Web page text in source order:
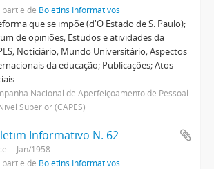
partie de Boletins Informativos
que se impõe (d'O Estado de S. Paulo);
de opiniões; Estudos e atividades da
Noticiário; Mundo Universitário; Aspectos
da educação; Publicações; Atos
Nacional de Aperfeiçoamento de Pessoal
Superior (CAPES)
Informativo N. 62
Jan/1958
partie de Boletins Informativos